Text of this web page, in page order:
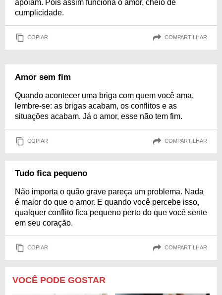
apoiam. Pois assim funciona o amor, cheio de
cumplicidade.
COPIAR COMPARTILHAR
Amor sem fim
Quando acontecer uma briga com quem você ama,
lembre-se: as brigas acabam, os conflitos e as
situações acabam. Já o amor, esse não tem fim.
COPIAR COMPARTILHAR
Tudo fica pequeno
Não importa o quão grave pareça um problema. Nada
é maior do que o amor. E quando você percebe isso,
qualquer conflito fica pequeno perto do que você sente
em seu coração.
COPIAR COMPARTILHAR
VOCÊ PODE GOSTAR